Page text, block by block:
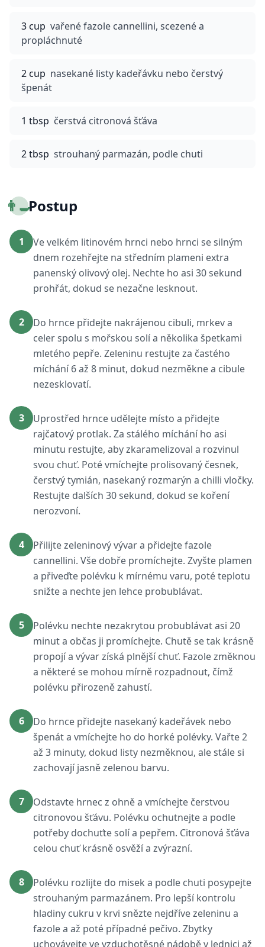
3 cup vařené fazole cannellini, scezené a
propláchnuté
2 cup nasekané listy kadeřávku nebo čerstvý
špenát
1 tbsp čerstvá citronová šťáva
2 tbsp strouhaný parmazán, podle chuti
👨‍🍳Postup
1
Ve velkém litinovém hrnci nebo hrnci se silným
dnem rozehřejte na středním plameni extra
panenský olivový olej. Nechte ho asi 30 sekund
prohřát, dokud se nezačne lesknout.
2
Do hrnce přidejte nakrájenou cibuli, mrkev a
celer spolu s mořskou solí a několika špetkami
mletého pepře. Zeleninu restujte za častého
míchání 6 až 8 minut, dokud nezměkne a cibule
nezesklovatí.
3
Uprostřed hrnce udělejte místo a přidejte
rajčatový protlak. Za stálého míchání ho asi
minutu restujte, aby zkaramelizoval a rozvinul
svou chuť. Poté vmíchejte prolisovaný česnek,
čerstvý tymián, nasekaný rozmarýn a chilli vločky.
Restujte dalších 30 sekund, dokud se koření
nerozvoní.
4
Přilijte zeleninový vývar a přidejte fazole
cannellini. Vše dobře promíchejte. Zvyšte plamen
a přiveďte polévku k mírnému varu, poté teplotu
snižte a nechte jen lehce probublávat.
5
Polévku nechte nezakrytou probublávat asi 20
minut a občas ji promíchejte. Chutě se tak krásně
propojí a vývar získá plnější chuť. Fazole změknou
a některé se mohou mírně rozpadnout, čímž
polévku přirozeně zahustí.
6
Do hrnce přidejte nasekaný kadeřávek nebo
špenát a vmíchejte ho do horké polévky. Vařte 2
až 3 minuty, dokud listy nezměknou, ale stále si
zachovají jasně zelenou barvu.
7
Odstavte hrnec z ohně a vmíchejte čerstvou
citronovou šťávu. Polévku ochutnejte a podle
potřeby dochuťte solí a pepřem. Citronová šťáva
celou chuť krásně osvěží a zvýrazní.
8
Polévku rozlijte do misek a podle chuti posypejte
strouhaným parmazánem. Pro lepší kontrolu
hladiny cukru v krvi snězte nejdříve zeleninu a
fazole a až poté případné pečivo. Zbytky
uchovávejte ve vzduchotěsné nádobě v lednici až